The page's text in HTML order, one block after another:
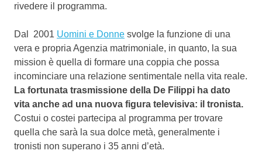
rivedere il programma.
Dal 2001 Uomini e Donne svolge la funzione di una
vera e propria Agenzia matrimoniale, in quanto, la sua
mission è quella di formare una coppia che possa
incominciare una relazione sentimentale nella vita reale.
La fortunata trasmissione della De Filippi ha dato
vita anche ad una nuova figura televisiva: il tronista.
Costui o costei partecipa al programma per trovare
quella che sarà la sua dolce metà, generalmente i
tronisti non superano i 35 anni d’età.